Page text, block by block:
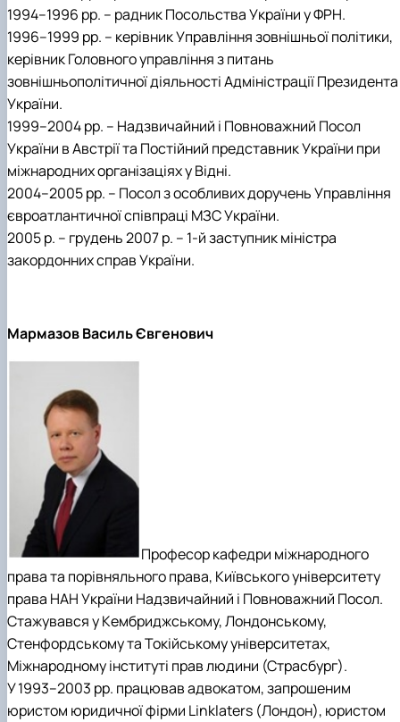
1994–1996 рр. – радник Посольства України у ФРН.
1996–1999 рр. – керівник Управління зовнішньої політики,
керівник Головного управління з питань
зовнішньополітичної діяльності Адміністрації Президента
України.
1999–2004 рр. – Надзвичайний і Повноважний Посол
України в Австрії та Постійний представник України при
міжнародних організаціях у Відні.
2004–2005 рр. – Посол з особливих доручень Управління
євроатлантичної співпраці МЗС України.
2005 р. – грудень 2007 р. – 1-й заступник міністра
закордонних справ України.
Мармазов Василь Євгенович
Професор кафедри міжнародного
права та порівняльного права, Київського університету
права НАН України Надзвичайний і Повноважний Посол.
Стажувався у Кембриджському, Лондонському,
Стенфордському та Токійському університетах,
Міжнародному інституті прав людини (Страсбург).
У 1993–2003 рр. працював адвокатом, запрошеним
юристом юридичної фірми Linklaters (Лондон), юристом